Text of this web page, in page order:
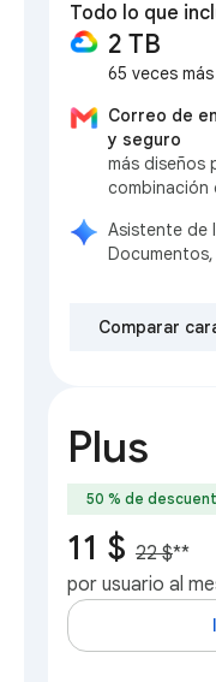
Todo lo que
2 TB
65 veces
Correo de
y seguro
más diseños
combinación
Asistente de
Comparar
Plus
50 % de
11 $ 22 $**
por usuario al